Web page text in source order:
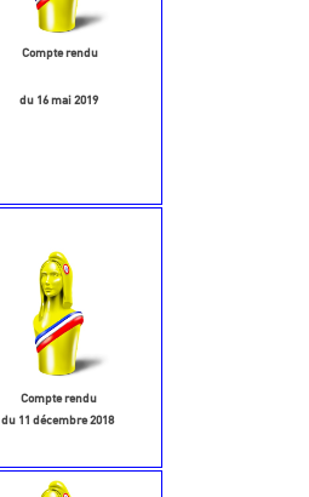
Compte rendu
du 16 mai 2019
Compte rendu
du 11 décembre 2018